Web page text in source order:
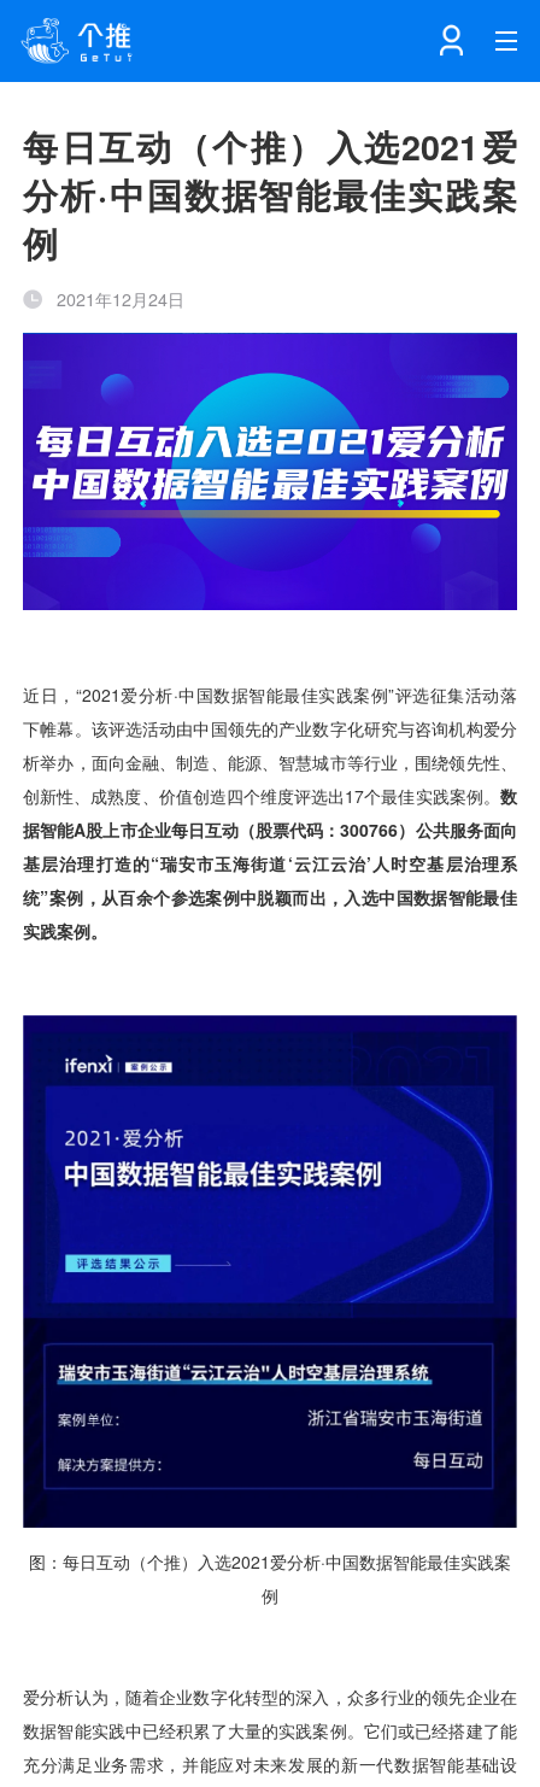
产品
个知·智能工作站
个知·智能营销AITA
个知·智能运营AIBI
消息推送
用户运营
AI应用工坊
一键认证
营销数盘
消息中心
解决方案
数据中台解决方案
个知·智能工作站
互联网增长
城市治理
大数据精准宣防
银行数字化
智能风控
开发者中心
SDK下载
文档中心
我的开发者中心
数据工坊
个推学堂
公司简介
新闻动态
加入我们
注册 登录
每日互动（个推）入选2021爱
分析·中国数据智能最佳实践案
例
2021年12月24日